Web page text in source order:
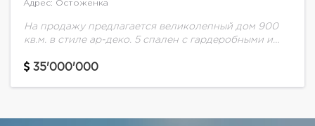
Адрес: Остоженка
На продажу предлагается великолепный дом 900
кв.м. в стиле ар-деко. 5 спален с гардеробными и
эксплуатируемая кровля.Зона спа - сауна, хаммам,...
35'000'000